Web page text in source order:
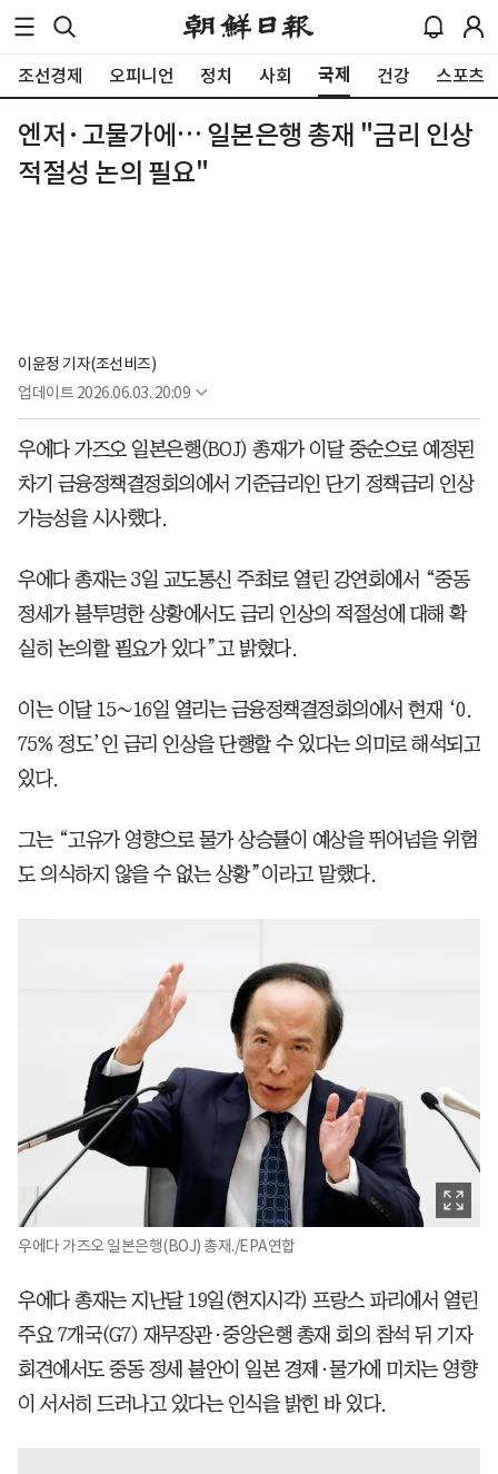
조선경제 오피니언 정치 사회 국제 건강 스포츠
엔저·고물가에… 일본은행 총재 "금리 인상
적절성 논의 필요"
이윤정 기자(조선비즈)
업데이트 2026.06.03. 20:09
우에다 가즈오 일본은행(BOJ) 총재가 이달 중순으로 예정된
차기 금융정책결정회의에서 기준금리인 단기 정책금리 인상
가능성을 시사했다.
우에다 총재는 3일 교도통신 주최로 열린 강연회에서 “중동
정세가 불투명한 상황에서도 금리 인상의 적절성에 대해 확
실히 논의할 필요가 있다”고 밝혔다.
이는 이달 15∼16일 열리는 금융정책결정회의에서 현재 ‘0.
75% 정도’인 금리 인상을 단행할 수 있다는 의미로 해석되고
있다.
그는 “고유가 영향으로 물가 상승률이 예상을 뛰어넘을 위험
도 의식하지 않을 수 없는 상황”이라고 말했다.
우에다 가즈오 일본은행(BOJ) 총재./EPA연합
우에다 총재는 지난달 19일(현지시각) 프랑스 파리에서 열린
주요 7개국(G7) 재무장관·중앙은행 총재 회의 참석 뒤 기자
회견에서도 중동 정세 불안이 일본 경제·물가에 미치는 영향
이 서서히 드러나고 있다는 인식을 밝힌 바 있다.